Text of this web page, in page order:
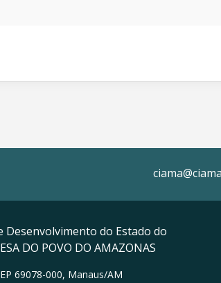
Desenvolvimento do Estado do
DO POVO DO AMAZONAS
69078-000, Manaus/AM